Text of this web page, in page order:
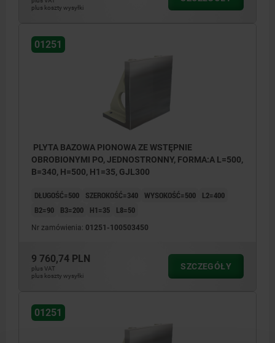
plus koszty wysyłki
01251
PLYTA BAZOWA PIONOWA ZE WSTĘPNIE
OBROBIONYMI PO, JEDNOSTRONNY, FORMA:A L=500,
B=340, H=500, H1=35, GJL300
DŁUGOŚĆ=500 SZEROKOŚĆ=340 WYSOKOŚĆ=500
L2=400
B2=90
B3=200 H1=35 L8=50
Nr zamówienia: 01251-100503450
9 760,74 PLN
plus VAT
plus koszty wysyłki
SZCZEGÓŁY
01251